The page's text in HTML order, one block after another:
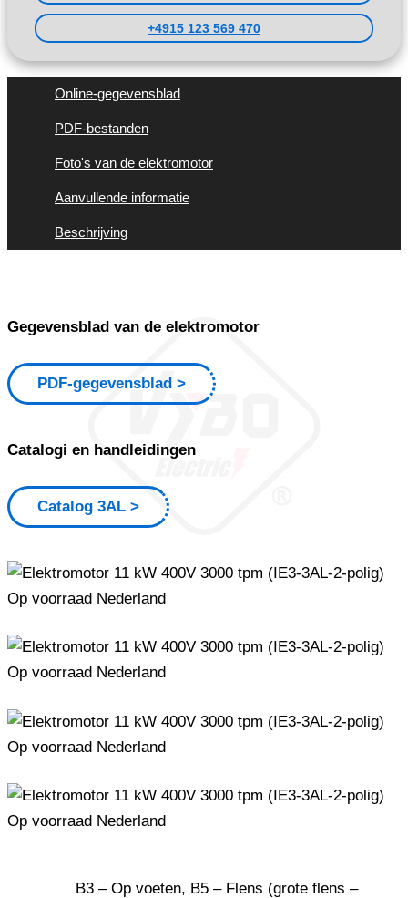
+4915 123 569 470
Online-gegevensblad
PDF-bestanden
Foto's van de elektromotor
Aanvullende informatie
Beschrijving
Gegevensblad van de elektromotor
PDF-gegevensblad
Catalogi en handleidingen
Catalog 3AL
B3 – Op voeten, B5 – Flens (grote flens –